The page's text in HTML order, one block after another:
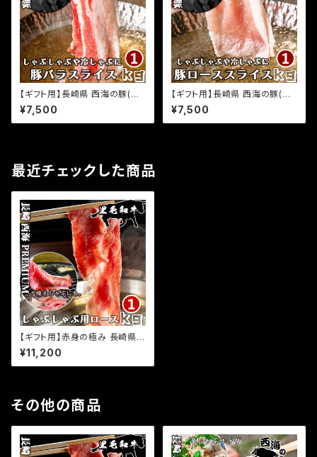
【ギフト用】長崎県 西海の豚(炭
美豚) プレミアムポーク 西海の
豚 しゃぶしゃぶ用バラ肉 1kg(5
00g×2パック) 国産豚 ブランド
るさとの味
¥7,500
【ギフト用】長崎県 西海の豚(炭
美豚) プレミアムポーク しゃぶし
ゃぶ用ロース肉 1kg(500g×2
パック) 国産豚 ブランド豚 銘柄
¥7,500
最近チェックした商品
【ギフト用】赤身の極み 長崎県
プレミアム経産牛 黒毛和牛 しゃ
ぶしゃぶ 焼きしゃぶ 用ロース 1k
g(500g×2パック) 小分け 国産
¥11,200
その他の商品